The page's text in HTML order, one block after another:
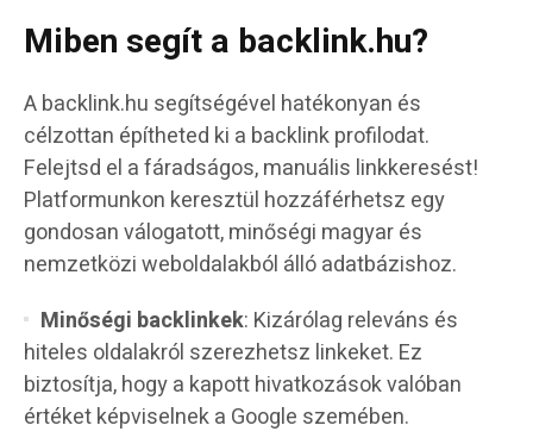
Miben segít a backlink.hu?
A backlink.hu segítségével hatékonyan és
célzottan építheted ki a backlink profilodat.
Felejtsd el a fáradságos, manuális linkkeresést!
Platformunkon keresztül hozzáférhetsz egy
gondosan válogatott, minőségi magyar és
nemzetközi weboldalakból álló adatbázishoz.
Minőségi backlinkek: Kizárólag releváns és
hiteles oldalakról szerezhetsz linkeket. Ez
biztosítja, hogy a kapott hivatkozások valóban
értéket képviselnek a Google szemében.